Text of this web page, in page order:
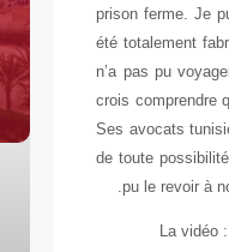
prison ferme. Je
été totalement
n’a pas pu
crois comprendre
Ses avocats
de toute
pu le revoir à
La vidéo :